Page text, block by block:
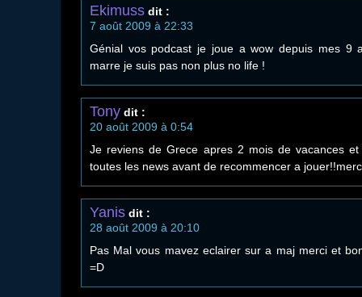
Ekimuss dit :
7 août 2009 à 22:33
Génial vos podcast je joue a wow depuis mes 9
marre je suis pas non plus no life !
Tony dit :
20 août 2009 à 0:54
Je reviens de Grece apres 2 mois de vacances
toutes les news avant de recommencer a
Yanis dit :
28 août 2009 à 20:10
Pas Mal vous mavez eclairer sur a maj merci et
=D